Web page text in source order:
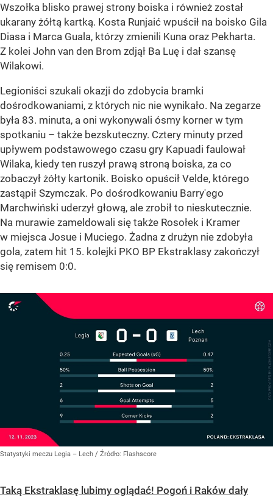
Wszołka blisko prawej strony boiska i również został
ukarany żółtą kartką. Kosta Runjaić wpuścił na boisko Gila
Diasa i Marca Guala, którzy zmienili Kuna oraz Pekharta.
Z kolei John van den Brom zdjął Ba Luę i dał szansę
Wilakowi.
Legioniści szukali okazji do zdobycia bramki
dośrodkowaniami, z których nic nie wynikało. Na zegarze
była 83. minuta, a oni wykonywali ósmy korner w tym
spotkaniu – także bezskuteczny. Cztery minuty przed
upływem podstawowego czasu gry Kapuadi faulował
Wilaka, kiedy ten ruszył prawą stroną boiska, za co
zobaczył żółty kartonik. Boisko opuścił Velde, którego
zastąpił Szymczak. Po dośrodkowaniu Barry'ego
Marchwiński uderzył głową, ale zrobił to nieskutecznie.
Na murawie zameldowali się także Rosołek i Kramer
w miejsca Josue i Muciego. Żadna z drużyn nie zdobyła
gola, zatem hit 15. kolejki PKO BP Ekstraklasy zakończył
się remisem 0:0.
Statystyki meczu Legia – Lech / Źródło: Flashscore
Taką Ekstraklasę lubimy oglądać! Pogoń i Raków dały